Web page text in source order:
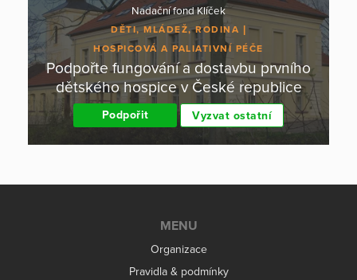
Nadační fond Klíček
DĚTI, MLÁDEŽ, RODINA
HOSPICOVÁ A PALIATIVNÍ PÉČE
Podpořte fungování a dostavbu prvního
dětského hospice v České republice
Podpořit Vyzvat ostatní
MENU
Organizace
Pravidla & podmínky